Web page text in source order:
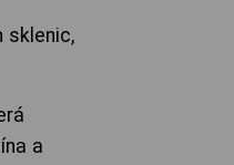
sklenic,
a